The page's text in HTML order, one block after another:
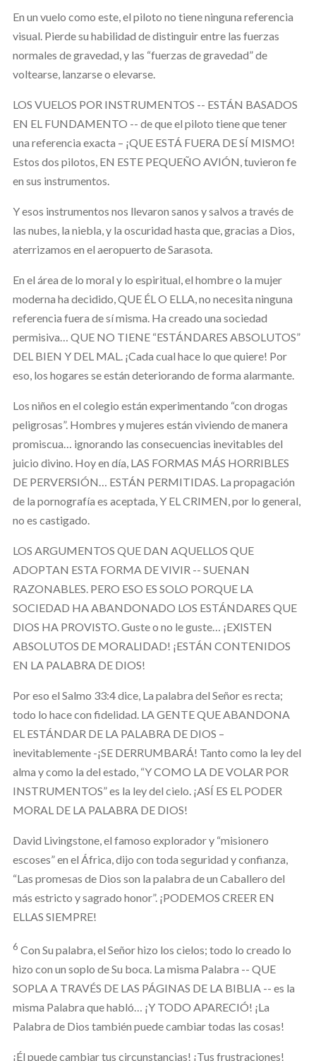
En un vuelo como este, el piloto no tiene ninguna referencia
visual. Pierde su habilidad de distinguir entre las fuerzas
normales de gravedad, y las “fuerzas de gravedad” de
voltearse, lanzarse o elevarse.
LOS VUELOS POR INSTRUMENTOS -- ESTÁN BASADOS
EN EL FUNDAMENTO -- de que el piloto tiene que tener
una referencia exacta – ¡QUE ESTÁ FUERA DE SÍ MISMO!
Estos dos pilotos, EN ESTE PEQUEÑO AVIÓN, tuvieron fe
en sus instrumentos.
Y esos instrumentos nos llevaron sanos y salvos a través de
las nubes, la niebla, y la oscuridad hasta que, gracias a Dios,
aterrizamos en el aeropuerto de Sarasota.
En el área de lo moral y lo espiritual, el hombre o la mujer
moderna ha decidido, QUE ÉL O ELLA, no necesita ninguna
referencia fuera de sí misma. Ha creado una sociedad
permisiva… QUE NO TIENE “ESTÁNDARES ABSOLUTOS”
DEL BIEN Y DEL MAL. ¡Cada cual hace lo que quiere! Por
eso, los hogares se están deteriorando de forma alarmante.
Los niños en el colegio están experimentando “con drogas
peligrosas”. Hombres y mujeres están viviendo de manera
promiscua… ignorando las consecuencias inevitables del
juicio divino. Hoy en día, LAS FORMAS MÁS HORRIBLES
DE PERVERSIÓN… ESTÁN PERMITIDAS. La propagación
de la pornografía es aceptada, Y EL CRIMEN, por lo general,
no es castigado.
LOS ARGUMENTOS QUE DAN AQUELLOS QUE
ADOPTAN ESTA FORMA DE VIVIR -- SUENAN
RAZONABLES. PERO ESO ES SOLO PORQUE LA
SOCIEDAD HA ABANDONADO LOS ESTÁNDARES QUE
DIOS HA PROVISTO. Guste o no le guste… ¡EXISTEN
ABSOLUTOS DE MORALIDAD! ¡ESTÁN CONTENIDOS
EN LA PALABRA DE DIOS!
Por eso el Salmo 33:4 dice, La palabra del Señor es recta;
todo lo hace con fidelidad. LA GENTE QUE ABANDONA
EL ESTÁNDAR DE LA PALABRA DE DIOS –
inevitablemente -¡SE DERRUMBARÁ! Tanto como la ley del
alma y como la del estado, “Y COMO LA DE VOLAR POR
INSTRUMENTOS” es la ley del cielo. ¡ASÍ ES EL PODER
MORAL DE LA PALABRA DE DIOS!
David Livingstone, el famoso explorador y “misionero
escoses” en el África, dijo con toda seguridad y confianza,
“Las promesas de Dios son la palabra de un Caballero del
más estricto y sagrado honor”. ¡PODEMOS CREER EN
ELLAS SIEMPRE!
6 Con Su palabra, el Señor hizo los cielos; todo lo creado lo
hizo con un soplo de Su boca. La misma Palabra -- QUE
SOPLA A TRAVÉS DE LAS PÁGINAS DE LA BIBLIA -- es la
misma Palabra que habló… ¡Y TODO APARECIÓ! ¡La
Palabra de Dios también puede cambiar todas las cosas!
¡Él puede cambiar tus circunstancias! ¡Tus frustraciones!